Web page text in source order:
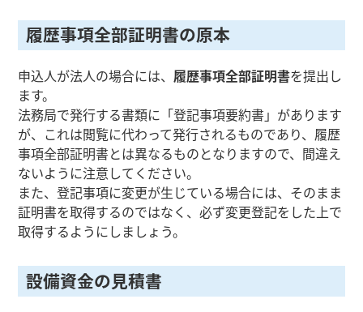
履歴事項全部証明書の原本
申込人が法人の場合には、履歴事項全部証明書を提出し
ます。
法務局で発行する書類に「登記事項要約書」があります
が、これは閲覧に代わって発行されるものであり、履歴
事項全部証明書とは異なるものとなりますので、間違え
ないように注意してください。
また、登記事項に変更が生じている場合には、そのまま
証明書を取得するのではなく、必ず変更登記をした上で
取得するようにしましょう。
設備資金の見積書